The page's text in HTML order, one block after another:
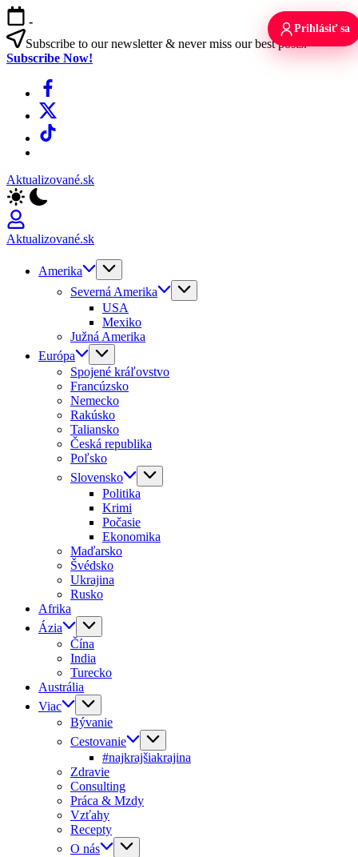
Skip
to
content
-
Subscribe to our newsletter & never miss our best posts.
Subscribe Now!
Facebook
X
TikTok
Aktualizované.sk
Aktualizované.sk
Amerika
Severná Amerika
USA
Mexiko
Južná Amerika
Európa
Spojené kráľovstvo
Francúzsko
Nemecko
Rakúsko
Taliansko
Česká republika
Poľsko
Slovensko
Politika
Krimi
Počasie
Ekonomika
Maďarsko
Švédsko
Ukrajina
Rusko
Afrika
Ázia
Čína
India
Turecko
Austrália
Viac
Bývanie
Cestovanie
#najkrajšiakrajina
Zdravie
Consulting
Práca & Mzdy
Vzťahy
Recepty
O nás
Prihlásiť sa